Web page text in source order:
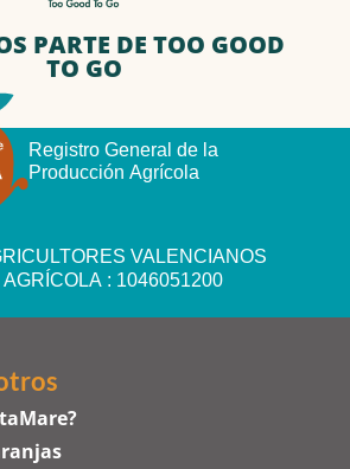
PARTE DE TOO GOOD
TO GO
Registro General de la
Producción Agrícola
VALENCIANOS
AGRÍCOLA : 1046051200